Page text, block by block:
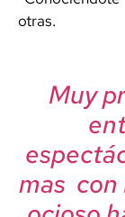
otras.
Muy
mas con